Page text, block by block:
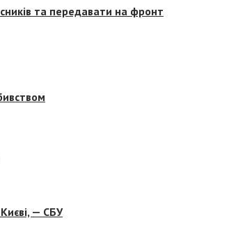
та передавати на фронт
— СБУ